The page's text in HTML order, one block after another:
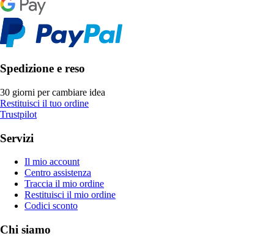
Spedizione e reso
30 giorni per cambiare idea
Restituisci il tuo ordine
Trustpilot
Servizi
Il mio account
Centro assistenza
Traccia il mio ordine
Restituisci il mio ordine
Codici sconto
Chi siamo